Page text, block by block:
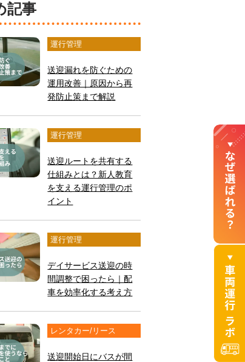
記事
運行管理
送迎漏れを防ぐための
運用改善｜原因から再
発防止策まで解説
運行管理
送迎ルートを共有する
仕組みとは？新人教育
を支える運行管理のポ
イント
運行管理
デイサービス送迎の時
間調整で困ったら｜配
車を効率化する考え方
レンタカー/リース
送迎開始日にバスが間